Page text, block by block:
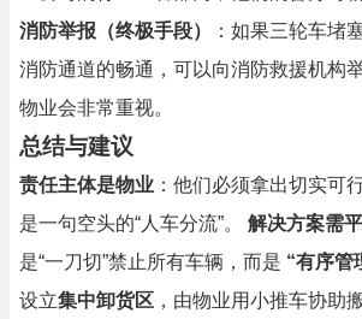
消防举报（终极手段）
：如果三轮车堵
消防通道的畅通，可以向消防救援机构
物业会非常重视。
总结与建议
责任主体是物业 ：他们必须拿出切实可
是一句空头的“人车分流”。 解决方案需
是“一刀切”禁止所有车辆，而是 “有序管
设立集中卸货区 ，由物业用小推车协助